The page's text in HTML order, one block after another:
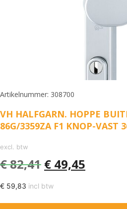
Artikelnummer: 308700
VH HALFGARN. HOPPE
86G/3359ZA F1 KNOP-VAST
excl. btw
€82,41 € 49,45
€ 59,83 incl btw